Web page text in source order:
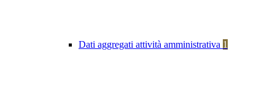
Dati aggregati attività amministrativa 1